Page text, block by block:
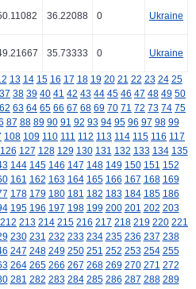
36.22088 0 Ukraine
35.73333 0 Ukraine
13 14 15 16 17 18 19 20 21 22 23 24 25
37 38 39 40 41 42 43 44 45 46 47 48 49 50
62 63 64 65 66 67 68 69 70 71 72 73 74 75
87 88 89 90 91 92 93 94 95 96 97 98 99
108 109 110 111 112 113 114 115 116 117
126 127 128 129 130 131 132 133 134 135
144 145 146 147 148 149 150 151 152
161 162 163 164 165 166 167 168 169
178 179 180 181 182 183 184 185 186
195 196 197 198 199 200 201 202 203
212 213 214 215 216 217 218 219 220 221
230 231 232 233 234 235 236 237 238
247 248 249 250 251 252 253 254 255
264 265 266 267 268 269 270 271 272
281 282 283 284 285 286 287 288 289